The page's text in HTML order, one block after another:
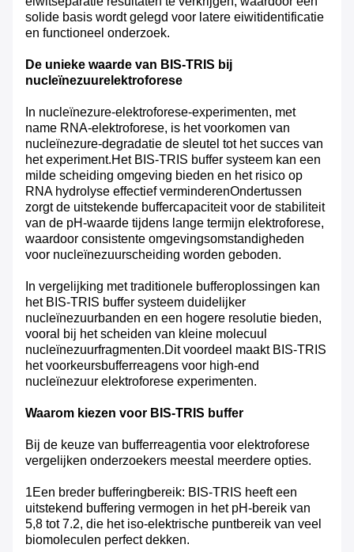
solide basis wordt gelegd voor latere eiwitidentificatie
en functioneel onderzoek.
De unieke waarde van BIS-TRIS bij
nucleïnezuurelektroforese
In nucleïnezure-elektroforese-experimenten, met
name RNA-elektroforese, is het voorkomen van
nucleïnezure-degradatie de sleutel tot het succes van
het experiment.Het BIS-TRIS buffer systeem kan een
milde scheiding omgeving bieden en het risico op
RNA hydrolyse effectief verminderenOndertussen
zorgt de uitstekende buffercapaciteit voor de stabiliteit
van de pH-waarde tijdens lange termijn elektroforese,
waardoor consistente omgevingsomstandigheden
voor nucleïnezuurscheiding worden geboden.
In vergelijking met traditionele bufferoplossingen kan
het BIS-TRIS buffer systeem duidelijker
nucleïnezuurbanden en een hogere resolutie bieden,
vooral bij het scheiden van kleine molecuul
nucleïnezuurfragmenten.Dit voordeel maakt BIS-TRIS
het voorkeursbufferreagens voor high-end
nucleïnezuur elektroforese experimenten.
Waarom kiezen voor BIS-TRIS buffer
Bij de keuze van bufferreagentia voor elektroforese
vergelijken onderzoekers meestal meerdere opties.
1Een breder bufferingbereik: BIS-TRIS heeft een
uitstekend buffering vermogen in het pH-bereik van
5,8 tot 7.2, die het iso-elektrische puntbereik van veel
biomoleculen perfect dekken.